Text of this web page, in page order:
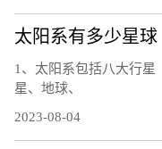
太阳系有多少星球
1、太阳系包括八大行星
星、地球、
2023-08-04